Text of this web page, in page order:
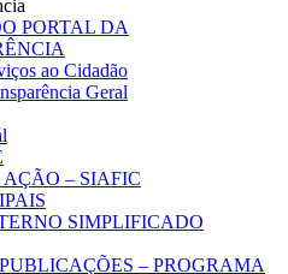
PORTAL DA
ao Cidadão
Geral
– SIAFIC
SIMPLIFICADO
– PROGRAMA